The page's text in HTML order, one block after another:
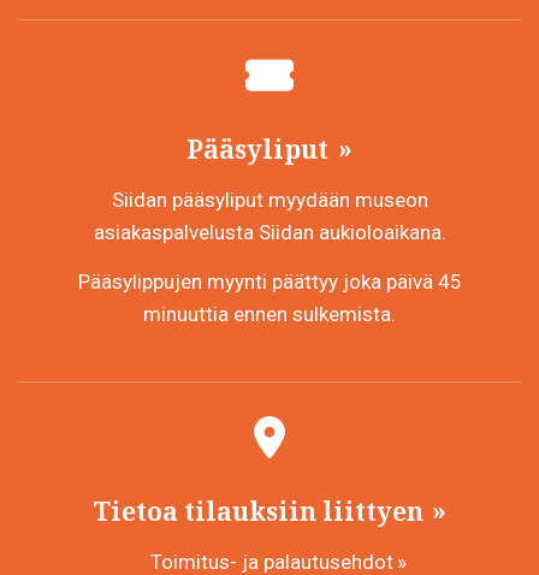
Pääsyliput
Siidan pääsyliput myydään museon
asiakaspalvelusta Siidan aukioloaikana.
Pääsylippujen myynti päättyy joka päivä 45
minuuttia ennen sulkemista.
Tietoa tilauksiin liittyen
Toimitus- ja palautusehdot